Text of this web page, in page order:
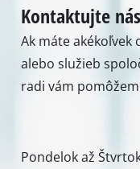
Kontaktujte nás
Ak máte akékoľvek
alebo služieb
radi vám
Pondelok až